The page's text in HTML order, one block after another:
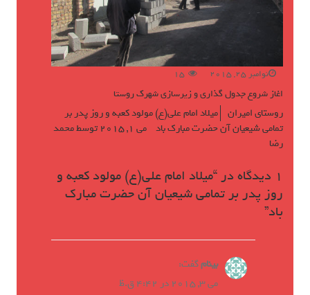
نوامبر 25, 2015 15
اغاز شروع جدول گذاری و زیرسازی شهرک روستا
روستای امیران
میلاد امام علی(ع) مولود کعبه و روز پدر بر
تمامی شیعیان آن حضرت مبارک باد می 1, 2015 توسطمحمد
رضا
1 دیدگاه در “
میلاد امام علی(ع) مولود کعبه و
روز پدر بر تمامی شیعیان آن حضرت مبارک
باد”
بینامگفت:
می 3, 2015 در 4:42 ق.ظ